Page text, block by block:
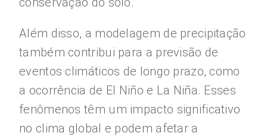
Além disso, a modelagem de precipitação
também contribui para a previsão de
eventos climáticos de longo prazo, como
a ocorrência de El Niño e La Niña. Esses
fenômenos têm um impacto significativo
no clima global e podem afetar a